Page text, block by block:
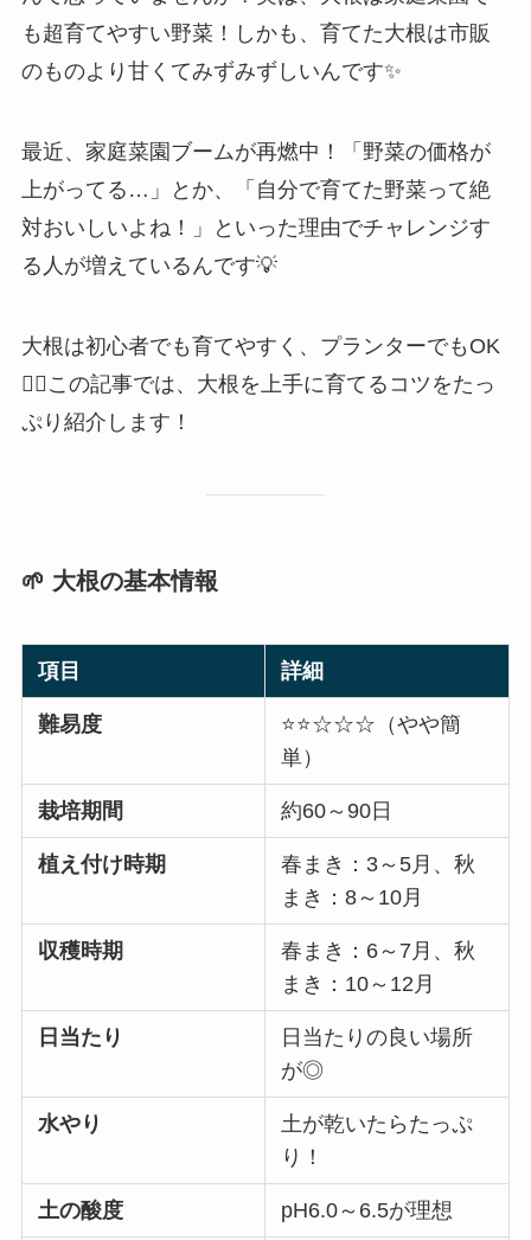
も超育てやすい野菜！しかも、育てた大根は市販
のものより甘くてみずみずしいんです✨
最近、家庭菜園ブームが再燃中！「野菜の価格が
上がってる…」とか、「自分で育てた野菜って絶
対おいしいよね！」といった理由でチャレンジす
る人が増えているんです💡
大根は初心者でも育てやすく、プランターでもOK
🙆‍♀️この記事では、大根を上手に育てるコツをたっ
ぷり紹介します！
🌱 大根の基本情報
項目 詳細
難易度
⭐️⭐️☆☆☆（やや簡
単）
栽培期間 約60～90日
植え付け時期
春まき：3～5月、秋
まき：8～10月
収穫時期
春まき：6～7月、秋
まき：10～12月
日当たり
日当たりの良い場所
が◎
水やり
土が乾いたらたっぷ
り！
土の酸度 pH6.0～6.5が理想